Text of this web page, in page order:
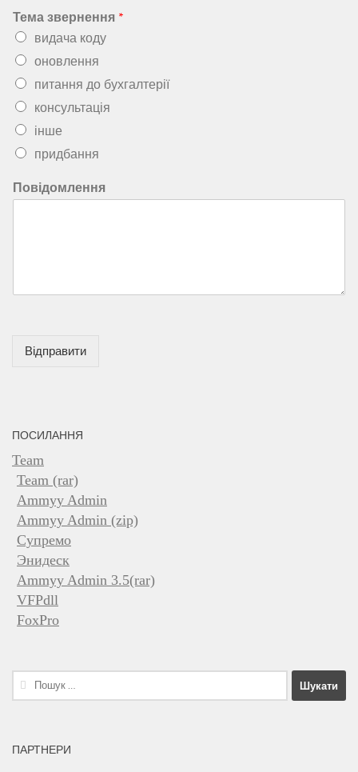
Тема звернення *
видача коду
оновлення
питання до бухгалтерії
консультація
інше
придбання
Повідомлення
Відправити
ПОСИЛАННЯ
Team
Team (rar)
Ammyy Admin
Ammyy Admin (zip)
Супремо
Энидеск
Ammyy Admin 3.5(rar)
VFPdll
FoxPro
Пошук:
ПАРТНЕРИ